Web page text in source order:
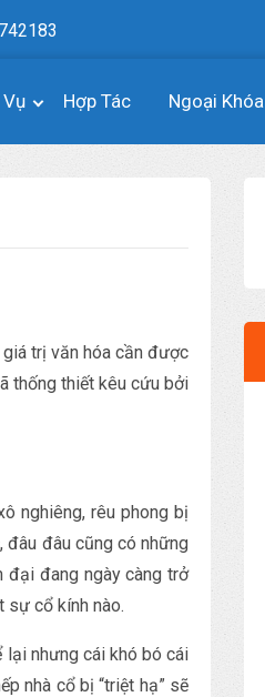
Hợp Tác Ngoại Khóa
trị văn hóa cần được
thống thiết kêu cứu bởi
nghiêng, rêu phong bị
đâu đâu cũng có những
đại đang ngày càng trở
sự cổ kính nào.
lại nhưng cái khó bó cái
nhà cổ bị “triệt hạ” sẽ